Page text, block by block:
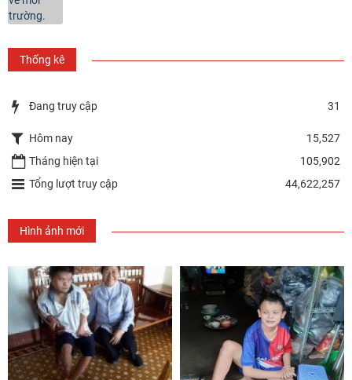
Thống kê
Đang truy cập 31
Hôm nay
15,527
Tháng hiện tại
105,902
Tổng lượt truy cập
44,622,257
Hình ảnh mới